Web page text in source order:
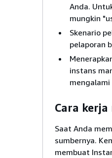
Anda.
mungkin
Skenario
pelaporan
instans
Cara
Saat Anda
sumbernya.
membuat